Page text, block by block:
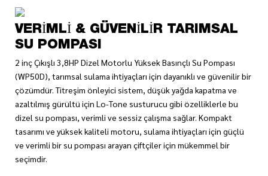
VERIMLI & GÜVENILIR TARIMSAL
SU POMPASI
2 inç Çıkışlı 3,8HP Dizel Motorlu Yüksek Basınçlı Su Pompası
(WP50D), tarımsal sulama ihtiyaçları için dayanıklı ve güvenilir bir
çözümdür. Titreşim önleyici sistem, düşük yağda kapatma ve
azaltılmış gürültü için Lo-Tone susturucu gibi özelliklerle bu
dizel su pompası, verimli ve sessiz çalışma sağlar. Kompakt
tasarımı ve yüksek kaliteli motoru, sulama ihtiyaçları için güçlü
ve verimli bir su pompası arayan çiftçiler için mükemmel bir
seçimdir.